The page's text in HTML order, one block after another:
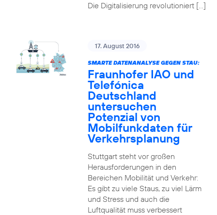
Die Digitalisierung revolutioniert […]
17. August 2016
SMARTE DATENANALYSE GEGEN STAU:
Fraunhofer IAO und
Telefónica
Deutschland
untersuchen
Potenzial von
Mobilfunkdaten für
Verkehrsplanung
Stuttgart steht vor großen
Herausforderungen in den
Bereichen Mobilität und Verkehr:
Es gibt zu viele Staus, zu viel Lärm
und Stress und auch die
Luftqualität muss verbessert